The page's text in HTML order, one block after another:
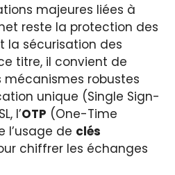
majeures liées à
reste la protection des
la sécurisation des
titre, il convient de
robustes
unique (Single Sign-
l’OTP (One-Time
l’usage de clés
chiffrer les échanges